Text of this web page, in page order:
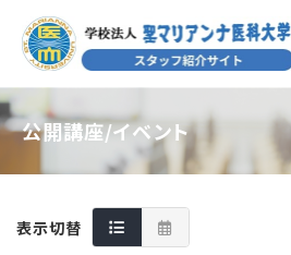
公開講座/イベント
表示切替